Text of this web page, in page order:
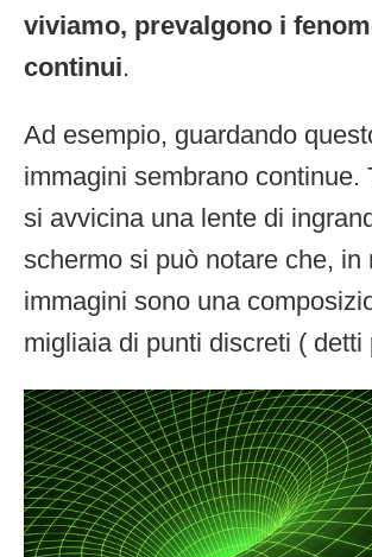
viviamo, prevalgono i
continui.
Ad esempio, guardando
immagini sembrano continue.
si avvicina una lente di
schermo si può notare che, in
immagini sono una
migliaia di punti discreti ( detti